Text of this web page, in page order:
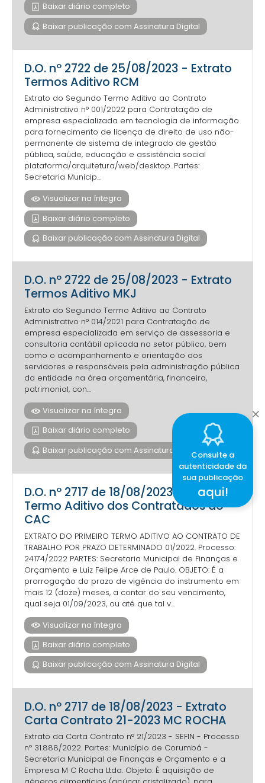
Baixar diário completo
Baixar publicação com Assinatura Digital
D.O. nº 2722 de 25/08/2023 - Extrato
Termos Aditivo RCM
Extrato do Segundo Termo Aditivo ao Contrato
Administrativo n° 001/2022 para Contratação de
empresa especializada em tecnologia de informação
para fornecimento de licença de direito de uso não-
permanente de sistema de integrado de gestão
pública, saúde, educação e assistência social
plataforma/arquitetura/web/desktop. Partes:
Secretaria Municip...
Visualizar na íntegra
Baixar diário completo
Baixar publicação com Assinatura Digital
D.O. nº 2722 de 25/08/2023 - Extrato
Termos Aditivo MKJ
Extrato do Segundo Termo Aditivo ao Contrato
Administrativo n° 014/2021 para Contratação de
empresa especializada em serviço de assessoria e
consultoria contábil aplicada no setor público, bem
como o acompanhamento e orientação aos
servidores e responsáveis pela administração pública
da entidade na área orçamentária, financeira,
patrimonial, con...
Visualizar na íntegra
Baixar diário completo
Baixar publicação com Assinatura Digital
D.O. nº 2717 de 18/08/2023 - Extrato
Termo Aditivo dos Contratados do
CAC
EXTRATO DO PRIMEIRO TERMO ADITIVO AO CONTRATO DE
TRABALHO POR PRAZO DETERMINADO 01/2022. Processo:
24174/2022 PARTES: Secretaria Municipal de Finanças e
Orçamento e Luiz Felipe Arce de Paulo. OBJETO: É a
prorrogação do prazo de vigência do instrumento em
mais 12 (doze) meses, a contar do seu vencimento,
qual seja 01/09/2023, ou até que tal v...
Visualizar na íntegra
Baixar diário completo
Baixar publicação com Assinatura Digital
D.O. nº 2717 de 18/08/2023 - Extrato
Carta Contrato 21-2023 MC ROCHA
Extrato da Carta Contrato n° 21/2023 - SEFIN - Processo
nº 31.888/2022. Partes: Município de Corumbá -
Secretaria Municipal de Finanças e Orçamento e a
Empresa M C Rocha Ltda. Objeto: É aquisição de
Consulte a
autenticidade da
sua publicação
aqui!